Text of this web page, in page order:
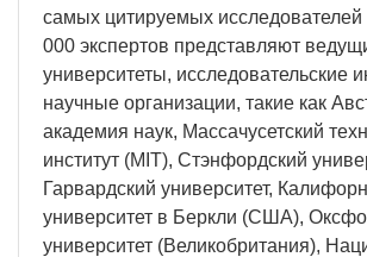
самых цитируемых
000 экспертов представляют
университеты, исследовательские
научные организации, такие как
академия наук, Массачусетский
институт (MIT), Стэнфордский
Гарвардский университет,
университет в Беркли (США),
университет (Великобритания),